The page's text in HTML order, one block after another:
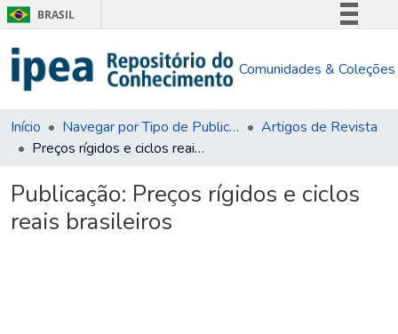
BRASIL
Comunica BR
Acesso à informação
Comunidades & Coleções
Início Navegar por Tipo de Publicação
Artigos de Revista
Preços rígidos e ciclos reais brasileiros
Publicação: Preços rígidos e ciclos
reais brasileiros